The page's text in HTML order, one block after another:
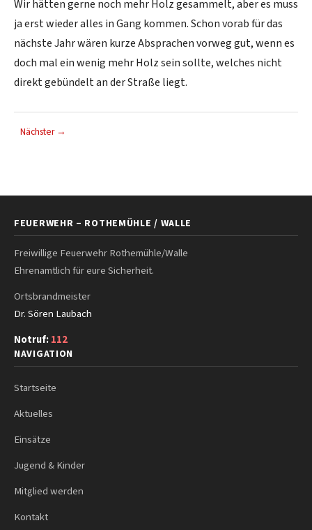
Wir hätten gerne noch mehr Holz gesammelt, aber es muss
ja erst wieder alles in Gang kommen. Schon vorab für das
nächste Jahr wären kurze Absprachen vorweg gut, wenn es
doch mal ein wenig mehr Holz sein sollte, welches nicht
direkt gebündelt an der Straße liegt.
Nächster →
FEUERWEHR – ROTHEMÜHLE / WALLE
Freiwillige Feuerwehr Rothemühle/Walle
Ehrenamtlich für eure Sicherheit.
Ortsbrandmeister
Dr. Sören Laubach
Notruf:112
NAVIGATION
Startseite
Aktuelles
Einsätze
Jugend & Kinder
Mitglied werden
Kontakt